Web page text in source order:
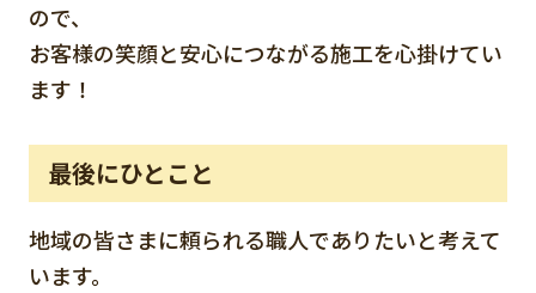
ので、
お客様の笑顔と安心につながる施工を心掛けてい
ます！
最後にひとこと
地域の皆さまに頼られる職人でありたいと考えて
います。